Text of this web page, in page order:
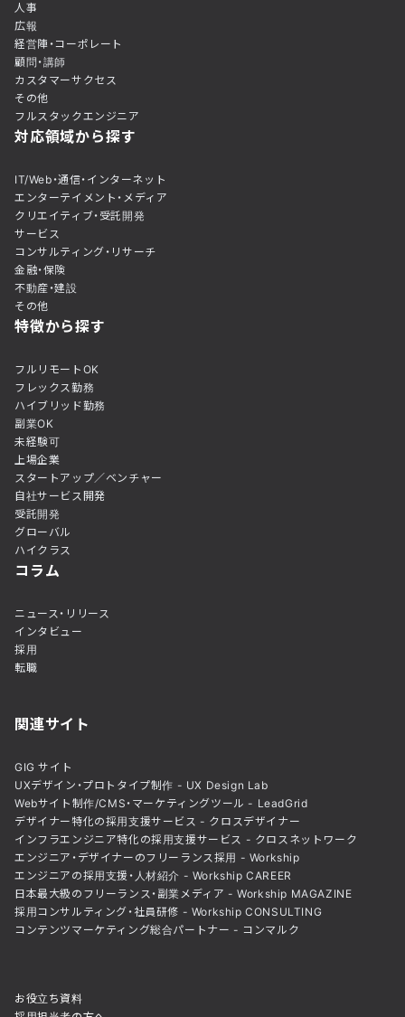
人事
広報
経営陣・コーポレート
顧問・講師
カスタマーサクセス
その他
フルスタックエンジニア
対応領域から探す
IT/Web・通信・インターネット
エンターテイメント・メディア
クリエイティブ・受託開発
サービス
コンサルティング・リサーチ
金融・保険
不動産・建設
その他
特徴から探す
フルリモートOK
フレックス勤務
ハイブリッド勤務
副業OK
未経験可
上場企業
スタートアップ／ベンチャー
自社サービス開発
受託開発
グローバル
ハイクラス
コラム
ニュース・リリース
インタビュー
採用
転職
関連サイト
GIG サイト
UXデザイン・プロトタイプ制作 - UX Design Lab
Webサイト制作/CMS・マーケティングツール - LeadGrid
デザイナー特化の採用支援サービス - クロスデザイナー
インフラエンジニア特化の採用支援サービス - クロスネットワーク
エンジニア・デザイナーのフリーランス採用 - Workship
エンジニアの採用支援・人材紹介 - Workship CAREER
日本最大級のフリーランス・副業メディア - Workship MAGAZINE
採用コンサルティング・社員研修 - Workship CONSULTING
コンテンツマーケティング総合パートナー - コンマルク
お役立ち資料